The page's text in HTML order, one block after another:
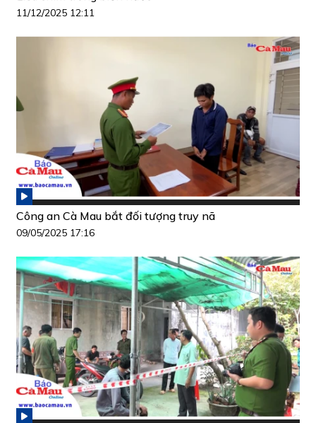
11/12/2025 12:11
Công an Cà Mau bắt đối tượng truy nã
09/05/2025 17:16